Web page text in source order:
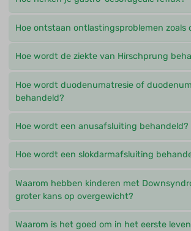
Hoe ontstaan ontlastingsproblemen zoals
Hoe wordt de ziekte van Hirschprung
Hoe wordt duodenumatresie of
behandeld?
Hoe wordt een anusafsluiting behandeld?
Hoe wordt een slokdarmafsluiting
Waarom hebben kinderen met
groter kans op overgewicht?
Waarom is het goed om in het eerste